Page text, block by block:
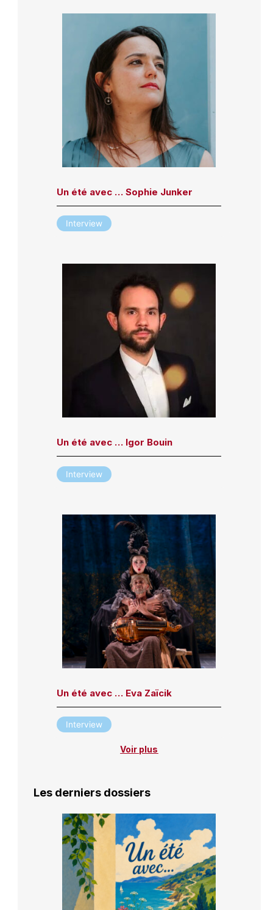
Un été avec … Sophie Junker
Interview
Un été avec … Igor Bouin
Interview
Un été avec … Eva Zaïcik
Interview
Voir plus
Les derniers dossiers